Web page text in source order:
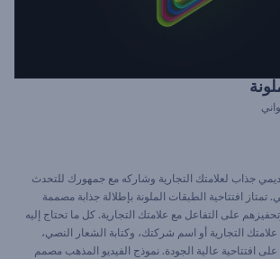
جذاب لعلامتك التجارية وشاركه مع جمهورك للتحدث
افتتاحية الطبقات الملونة بإطلالة جذابة مصممة
على التفاعل مع علامتك التجارية. كل ما تحتاج إليه
التجارية أو اسم شركتك، وكتابة الشعار النصي،
افتتاحية عالية الجودة. نموذج الفيديو المذهب مصمم